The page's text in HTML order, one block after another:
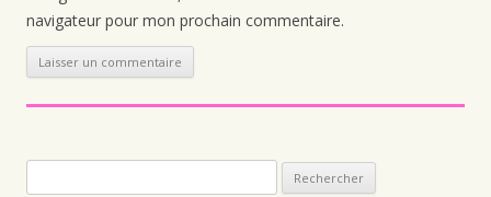
navigateur pour mon prochain commentaire.